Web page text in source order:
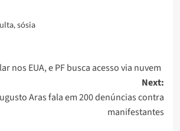
,sósia
nos EUA, e PF busca acesso via nuvem
Next:
Aras fala em 200 denúncias contra
manifestantes